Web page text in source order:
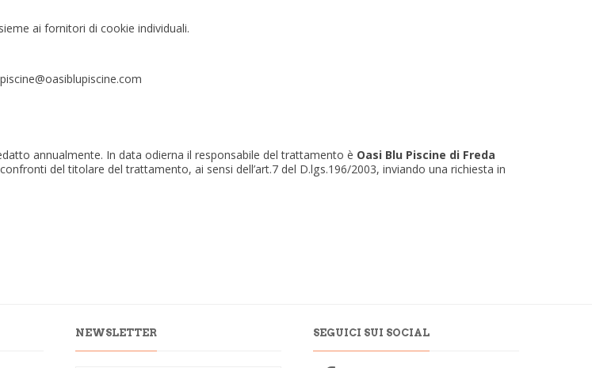
ai fornitori di cookie individuali.
annualmente. In data odierna il responsabile del trattamento è Oasi Blu Piscine di Freda
del titolare del trattamento, ai sensi dell’art.7 del D.lgs.196/2003, inviando una richiesta in
NEWSLETTER SEGUICI SUI SOCIAL